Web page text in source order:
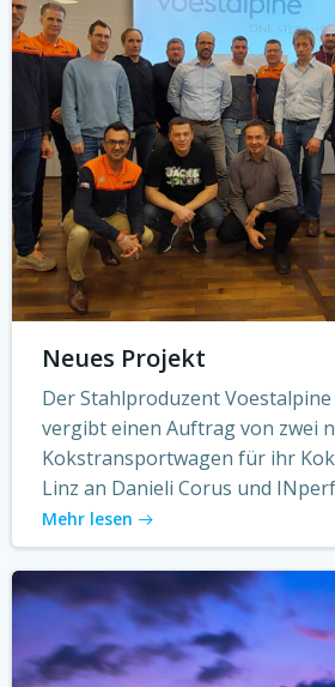
Neues Projekt
Der Stahlproduzent Voestalpine
vergibt einen Auftrag von zwei
Kokstransportwagen für ihr
Linz an Danieli Corus und
Mehr lesen